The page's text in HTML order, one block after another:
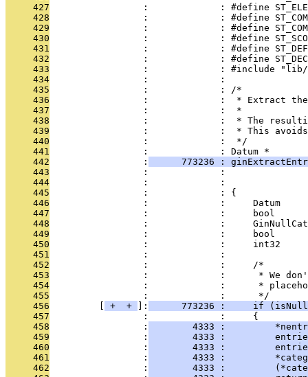
     427
:             : #define
     428
:             : #define
     429
:             : #define
     430
:             : #define
     431
:             : #define
     432
:             : #define
     433
:             : #include
     434
                 :             :
     435
                 :             : /*
     436
:             :  * Extract
     437
                 :             :  *
     438
:             :  * The
     439
:             :  * This
     440
                 :             :  */
     441
                 :             : Datum *
     442
                 :
773236 :
     443
:             :
     444
:             :
     445
                 :             : {
     446
:             :     Datum
     447
:             :     bool
     448
:             :
     449
:             :     bool
     450
:             :     int32
     451
                 :             :
     452
                 :             :     /*
     453
:             :      * We
     454
:             :      *
     455
                 :             :      */
     456
+ + ]:
773236 :     if
     457
                 :             :     {
     458
                 :
4333 :
     459
                 :
4333 :
     460
                 :
4333 :
     461
                 :
4333 :
     462
                 :
4333 :